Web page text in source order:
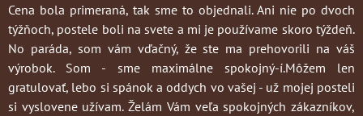
Cena bola primeraná, tak sme to objednali. Ani nie po dvoch
týžňoch, postele boli na svete a mi je používame skoro týždeň.
No paráda, som vám vďačný, že ste ma prehovorili na váš
výrobok. Som - sme maximálne spokojný-í.Môžem len
gratulovať, lebo si spánok a oddych vo vašej - už mojej posteli
si vyslovene užívam. Želám Vám veľa spokojných zákazníkov,